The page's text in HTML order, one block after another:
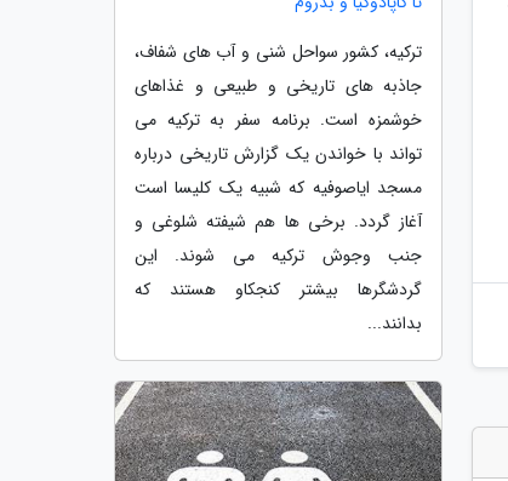
ترکیه، کشور سواحل شنی و آب های شفاف،
جاذبه های تاریخی و طبیعی و غذاهای
خوشمزه است. برنامه سفر به ترکیه می
تواند با خواندن یک گزارش تاریخی درباره
مسجد ایاصوفیه که شبیه یک کلیسا است
آغاز گردد. برخی ها هم شیفته شلوغی و
جنب وجوش ترکیه می شوند. این
گردشگرها بیشتر کنجکاو هستند که
بدانند...